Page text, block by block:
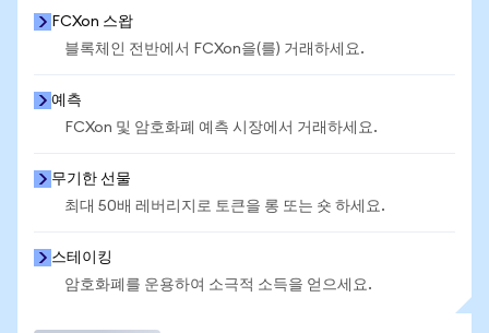
FCXon 스왑
블록체인 전반에서 FCXon을(를) 거래하세요.
예측
FCXon 및 암호화폐 예측 시장에서 거래하세요.
무기한 선물
최대 50배 레버리지로 토큰을 롱 또는 숏 하세요.
스테이킹
암호화폐를 운용하여 소극적 소득을 얻으세요.